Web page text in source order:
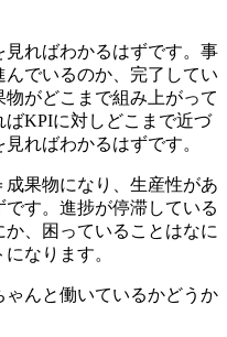
ればわかるはずです。事
でいるのか、完了してい
がどこまで組み上がって
KPIに対しどこまで近づ
ればわかるはずです。
果物になり、生産性があ
す。進捗が停滞している
、困っていることはなに
なります。
ゃんと働いているかどうか